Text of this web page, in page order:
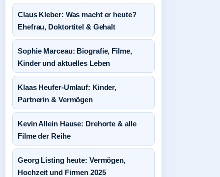
Claus Kleber: Was macht er heute?
Ehefrau, Doktortitel & Gehalt
Sophie Marceau: Biografie, Filme,
Kinder und aktuelles Leben
Klaas Heufer-Umlauf: Kinder,
Partnerin & Vermögen
Kevin Allein Hause: Drehorte & alle
Filme der Reihe
Georg Listing heute: Vermögen,
Hochzeit und Firmen 2025